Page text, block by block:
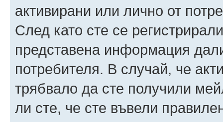
активирани или лично от
След като сте се
представена информация
потребителя. В случай, че
трябвало да сте получили
ли сте, че сте въвели